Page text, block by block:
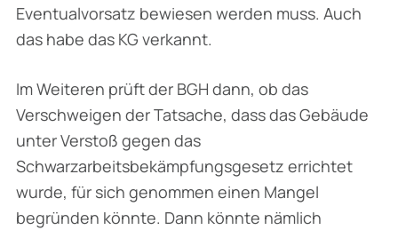
Eventualvorsatz bewiesen werden muss. Auch
das habe das KG verkannt.
Im Weiteren prüft der BGH dann, ob das
Verschweigen der Tatsache, dass das Gebäude
unter Verstoß gegen das
Schwarzarbeitsbekämpfungsgesetz errichtet
wurde, für sich genommen einen Mangel
begründen könnte. Dann könnte nämlich